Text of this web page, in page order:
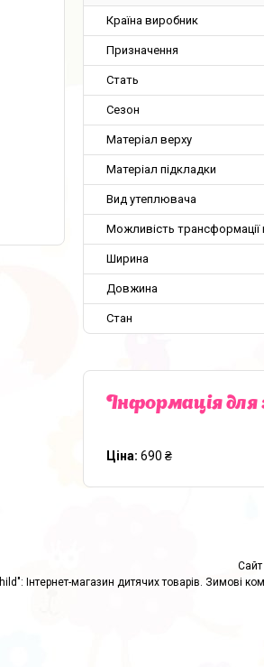
Країна виробник
Призначення
Стать
Сезон
Матеріал верху
Матеріал підкладки
Вид утеплювача
Можливість трансформації
Ширина
Довжина
Стан
Інформація для
Ціна: 690 ₴
Сайт